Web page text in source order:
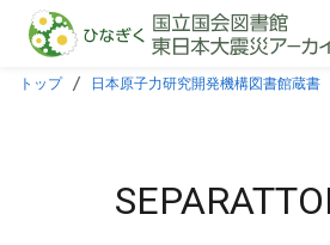
本文に飛ぶ
トップ 日本原子力研究開発機構図書館蔵書